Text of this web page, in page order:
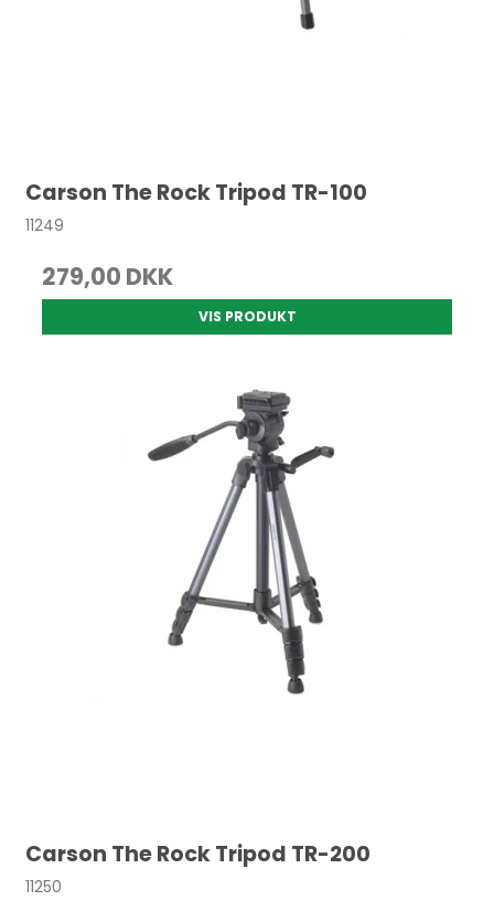
Carson The Rock Tripod TR-100
11249
279,00 DKK
VIS PRODUKT
Carson The Rock Tripod TR-200
11250